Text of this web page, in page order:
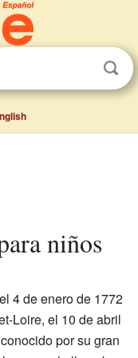
niños
4 de enero de 1772
Loire, el 10 de abril
por su gran